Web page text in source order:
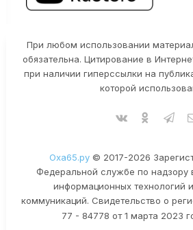
При любом использовании
обязательна. Цитирование в
при наличии гиперссылки на
которой
Оха65.ру© 2017-2026
Федеральной службе по надзору
информационных технологий
коммуникаций. Свидетельство о
77 - 84778 от 1 марта 2023